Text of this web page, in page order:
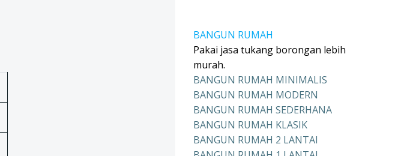
BANGUN RUMAH
Pakai jasa tukang borongan lebih
murah.
BANGUN RUMAH MINIMALIS
BANGUN RUMAH MODERN
BANGUN RUMAH SEDERHANA
BANGUN RUMAH KLASIK
BANGUN RUMAH 2 LANTAI